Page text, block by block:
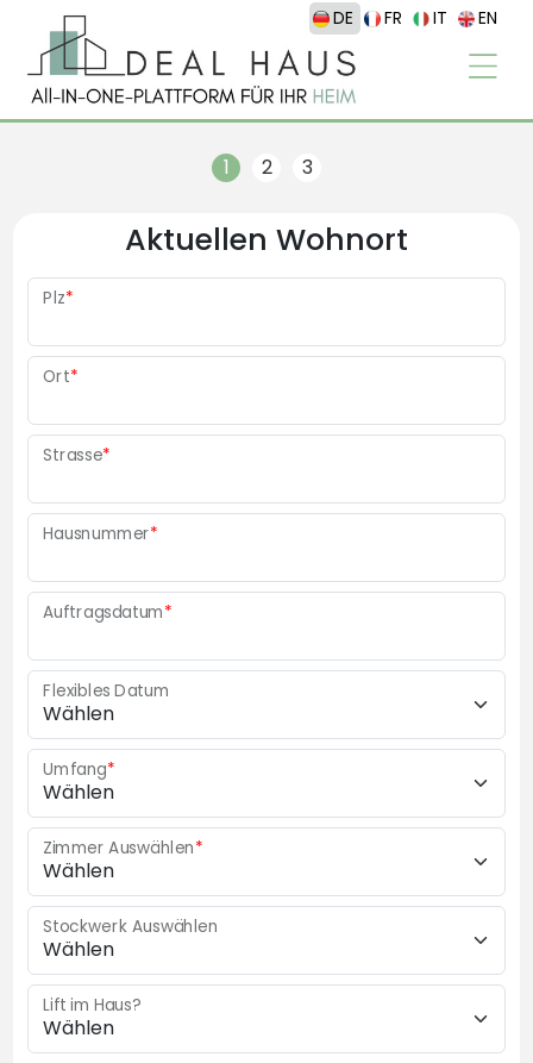
DE FR IT EN
Aktuellen Wohnort
Plz*
Ort*
Strasse*
Hausnummer*
Auftragsdatum*
Flexibles Datum
Umfang*
Zimmer Auswählen*
Stockwerk Auswählen
Lift im Haus?